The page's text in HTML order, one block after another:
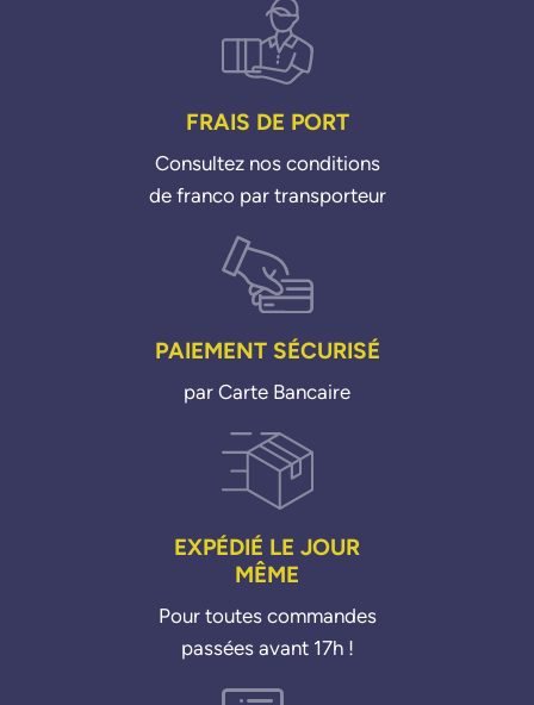
FRAIS DE PORT
Consultez nos conditions
de franco par transporteur
PAIEMENT SÉCURISÉ
par Carte Bancaire
EXPÉDIÉ LE JOUR
MÊME
Pour toutes commandes
passées avant 17h !